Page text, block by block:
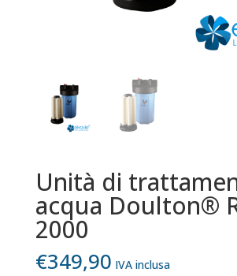
Unità di
acqua Doulton®
2000
€349,90 IVA inclusa